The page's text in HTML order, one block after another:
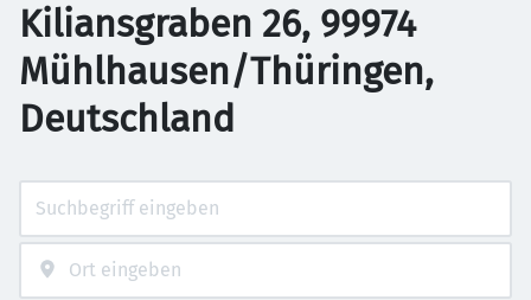
Kiliansgraben 26, 99974
Mühlhausen/Thüringen,
Deutschland